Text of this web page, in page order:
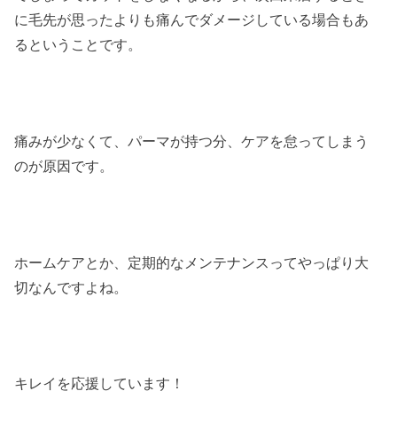
に毛先が思ったよりも痛んでダメージしている場合もあ
るということです。
痛みが少なくて、パーマが持つ分、ケアを怠ってしまう
のが原因です。
ホームケアとか、定期的なメンテナンスってやっぱり大
切なんですよね。
キレイを応援しています！